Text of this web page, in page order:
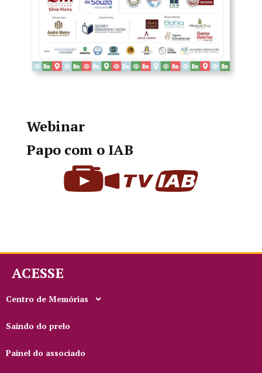
Webinar
Papo com o IAB
ACESSE
Centro de Memórias
Saindo do prelo
Painel do associado